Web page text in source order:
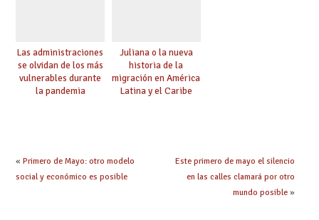
Las administraciones
se olvidan de los más
vulnerables durante
la pandemia
Juliana o la nueva
historia de la
migración en América
Latina y el Caribe
« Primero de Mayo: otro modelo
social y económico es posible
Este primero de mayo el silencio
en las calles clamará por otro
mundo posible»